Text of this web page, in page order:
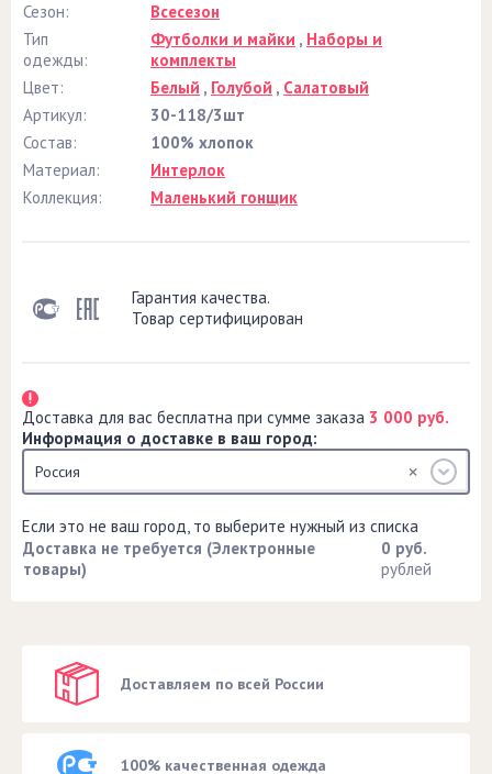
Сезон:
Всесезон
Тип
одежды:
Футболки и майки , Наборы и
комплекты
Цвет:
Белый , Голубой , Салатовый
Артикул:
30-118/3шт
Состав:
100% хлопок
Материал:
Интерлок
Коллекция:
Маленький гонщик
Гарантия качества.
Товар сертифицирован
Доставка для вас бесплатна при сумме заказа 3 000 руб.
Информация о доставке в ваш город:
Россия
Если это не ваш город, то выберите нужный из списка
Доставка не требуется (Электронные
товары)
0 руб.
рублей
Доставляем по всей России
100% качественная одежда